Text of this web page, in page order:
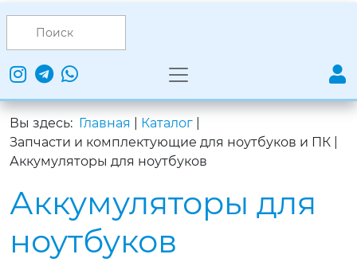
Вы здесь: Главная Каталог
Запчасти и комплектующие для ноутбуков и ПК
Аккумуляторы для ноутбуков
Аккумуляторы для
ноутбуков